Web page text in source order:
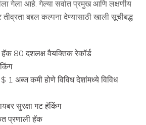
गेला आहे. गेल्या सर्वात प्रमुख आणि लक्षणीय
बद्दल कल्पना देण्यासाठी खाली सूचीबद्ध
80 दशलक्ष वैयक्तिक रेकॉर्ड
1 अब्ज कमी होणे विविध देशांमध्ये विविध
सुरक्षा गट हॅकिंग
प्रणाली हॅक